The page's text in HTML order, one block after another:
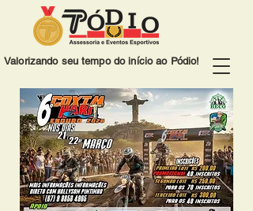
Valorizando seu tempo do início ao Pódio!